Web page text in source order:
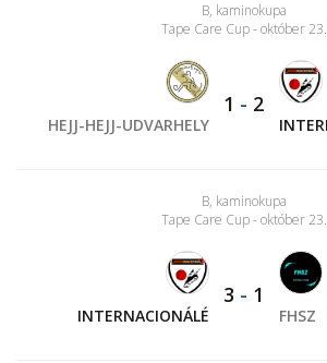
B, kaminokupa
Tape Care Cup - október 23.
HEJJ-HEJJ-UDVARHELY
1 - 2
B, kaminokupa
Tape Care Cup - október 23.
INTERNACIONÁLÉ
3 - 1
FHSZ